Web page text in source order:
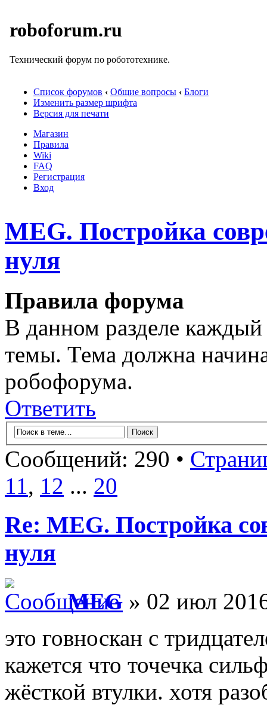
roboforum.ru
Технический форум по робототехнике.
Список форумов ‹ Общие вопросы ‹ Блоги
Изменить размер шрифта
Версия для печати
Магазин
Правила
Wiki
FAQ
Регистрация
Вход
MEG. Постройка
нуля
Правила форума
В данном разделе
темы. Тема должна
робофорума.
Ответить
Сообщений: 290 •
11, 12 ... 20
Re: MEG. Постройка
нуля
MEG » 02 июл
это говноскан с
кажется что точечка
жёсткой втулки. хотя